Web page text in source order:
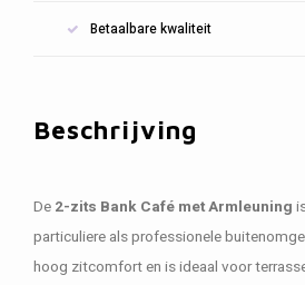
Betaalbare kwaliteit
Beschrijving
De 2-zits Bank Café met Armleuning
particuliere als professionele
hoog zitcomfort en is ideaal voor